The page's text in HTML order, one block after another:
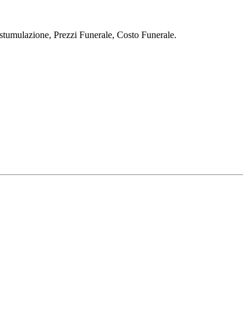
Prezzi Funerale, Costo Funerale.